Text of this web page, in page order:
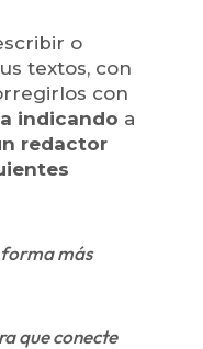
o
textos, con
con
indicando a
redactor
más
que conecte